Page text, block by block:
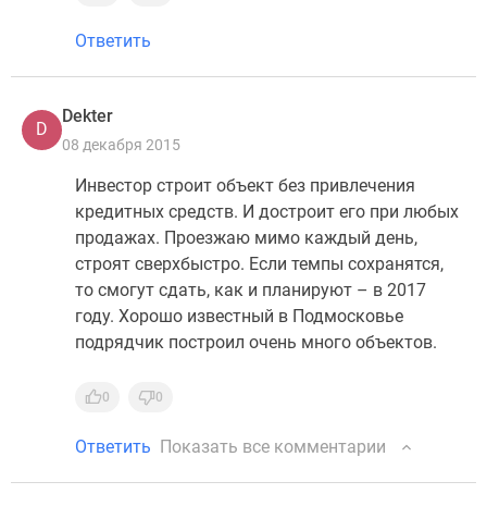
Ответить
D
Dekter
08 декабря 2015
Инвестор строит объект без привлечения
кредитных средств. И достроит его при любых
продажах. Проезжаю мимо каждый день,
строят сверхбыстро. Если темпы сохранятся,
то смогут сдать, как и планируют – в 2017
году. Хорошо известный в Подмосковье
подрядчик построил очень много объектов.
0 0
Ответить Показать все комментарии